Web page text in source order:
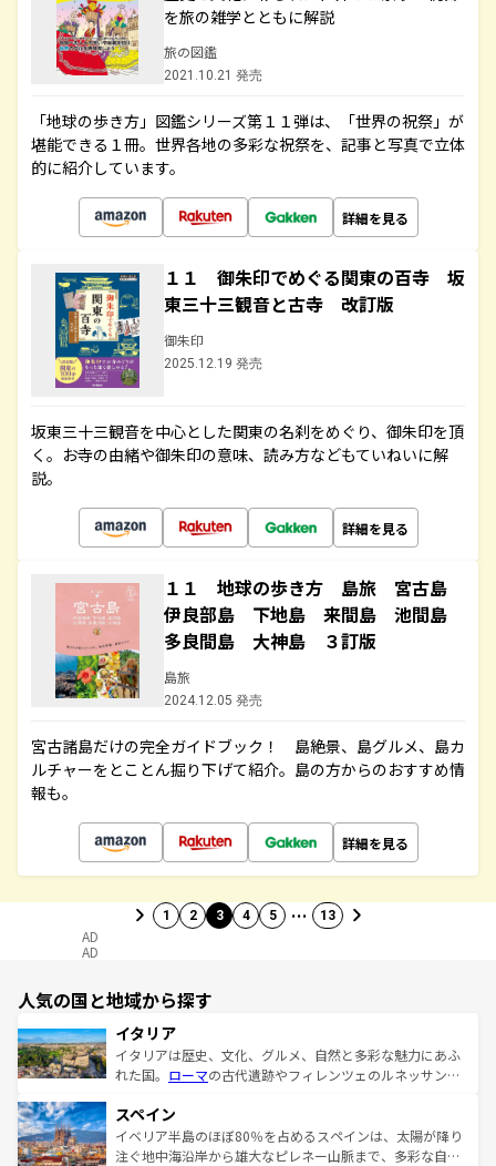
を旅の雑学とともに解説
旅の図鑑
2021.10.21 発売
「地球の歩き方」図鑑シリーズ第１１弾は、「世界の祝祭」が
堪能できる１冊。世界各地の多彩な祝祭を、記事と写真で立体
的に紹介しています。
詳細を見る
１１ 御朱印でめぐる関東の百寺 坂
東三十三観音と古寺 改訂版
御朱印
2025.12.19 発売
坂東三十三観音を中心とした関東の名刹をめぐり、御朱印を頂
く。お寺の由緒や御朱印の意味、読み方などもていねいに解
説。
詳細を見る
１１ 地球の歩き方 島旅 宮古島
伊良部島 下地島 来間島 池間島
多良間島 大神島 ３訂版
島旅
2024.12.05 発売
宮古諸島だけの完全ガイドブック！ 島絶景、島グルメ、島カ
ルチャーをとことん掘り下げて紹介。島の方からのおすすめ情
報も。
詳細を見る
1 2 3 4 5 … 13
AD
AD
人気の国と地域から探す
イタリア
イタリアは歴史、文化、グルメ、自然と多彩な魅力にあふ
れた国。 ローマの古代遺跡やフィレンツェのルネッサンス
ろん、トスカーナの美しい田園風景やアマルフィ海岸の絶
景など、自然景観も見逃せない。観光の合間には、本場の
ピザやパスタなど、絶品のイタリア料理を堪能することも
スペイン
イベリア半島のほぼ80％を占めるスペインは、太陽が降り
注ぐ地中海沿岸から雄大なピレネー山脈まで、多彩な自然